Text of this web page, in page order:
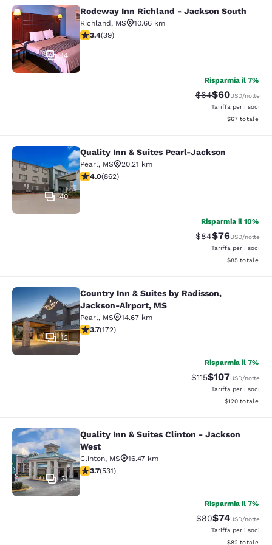
Rodeway Inn Richland - Jackson
14
Rodeway Inn Richland - Jackson South
Richland, MS
10.66 km
Valutazione di 3.44 stelle. Buono. 39 recensioni
3.4(39)
Risparmia il 7%
Tariffa di
$64Tariffa
$60USD/notte
Tariffa per i soci
Visualizza i
$67 totale
Quality Inn & Suites Pearl-Jackson
40
Quality Inn & Suites Pearl-Jackson
Pearl, MS
20.21 km
Valutazione di 4.02 stelle. Molto buono. 862 recensioni
4.0(862)
Risparmia il 10%
Tariffa di
$84Tariffa
$76USD/notte
Tariffa per i soci
Visualizza i
$85 totale
Country Inn & Suites by Radisson,
12
Country Inn & Suites by Radisson,
Jackson-Airport, MS
Pearl, MS
14.67 km
Valutazione di 3.69 stelle. Buono. 172 recensioni
3.7(172)
Risparmia il 7%
Tariffa di
$115Tariffa
$107USD/notte
Tariffa per i soci
Visualizza i
$120 totale
Quality Inn & Suites Clinton -
31
Quality Inn & Suites Clinton - Jackson
West
Clinton, MS
16.47 km
Valutazione di 3.72 stelle. Buono. 531 recensioni
3.7(531)
Risparmia il 7%
Tariffa di
$80Tariffa
$74USD/notte
Tariffa per i soci
Visualizza i
$82 totale